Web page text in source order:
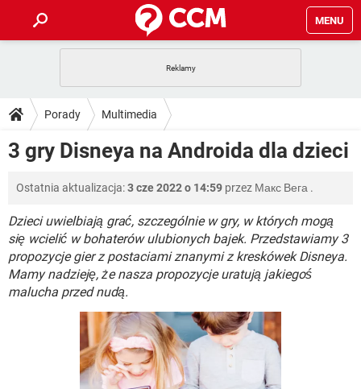
MENU
GRY
SPOTIFY NETFLIX
PORADY
PlayStation
GRY WHATSAPP
SPOTIFY NETFLIX
INSTAGRAM FACEBOOK
WINDOWS 10
DO POBRANIA
IOS NETFLIX
INSTAGRAM FACEBOOK
WINDOWS 10
FORUM
COVID-19 TIKTOK
GRY WHATSAPP
SPOTIFY NETFLIX
INSTAGRAM
ARTYKUŁY
COVID-19 TIKTOK
WHATSAPP
NETFLIX
FACEBOOK
Porady Multimedia
3 gry Disneya na Androida dla dzieci
Ostatnia aktualizacja:3 cze 2022 o 14:59 przez Макс Вега .
Dzieci uwielbiają grać, szczególnie w gry, w których mogą
się wcielić w bohaterów ulubionych bajek. Przedstawiamy 3
propozycje gier z postaciami znanymi z kreskówek Disneya.
Mamy nadzieję, że nasza propozycje uratują jakiegoś
malucha przed nudą.